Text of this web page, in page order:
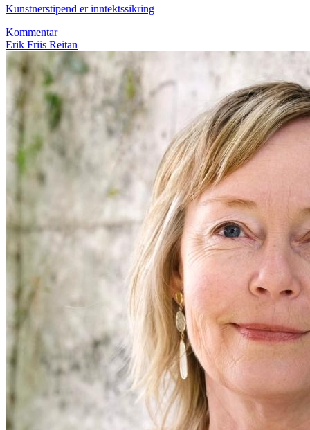
Kunstnerstipend er inntektssikring
Kommentar
Erik Friis Reitan